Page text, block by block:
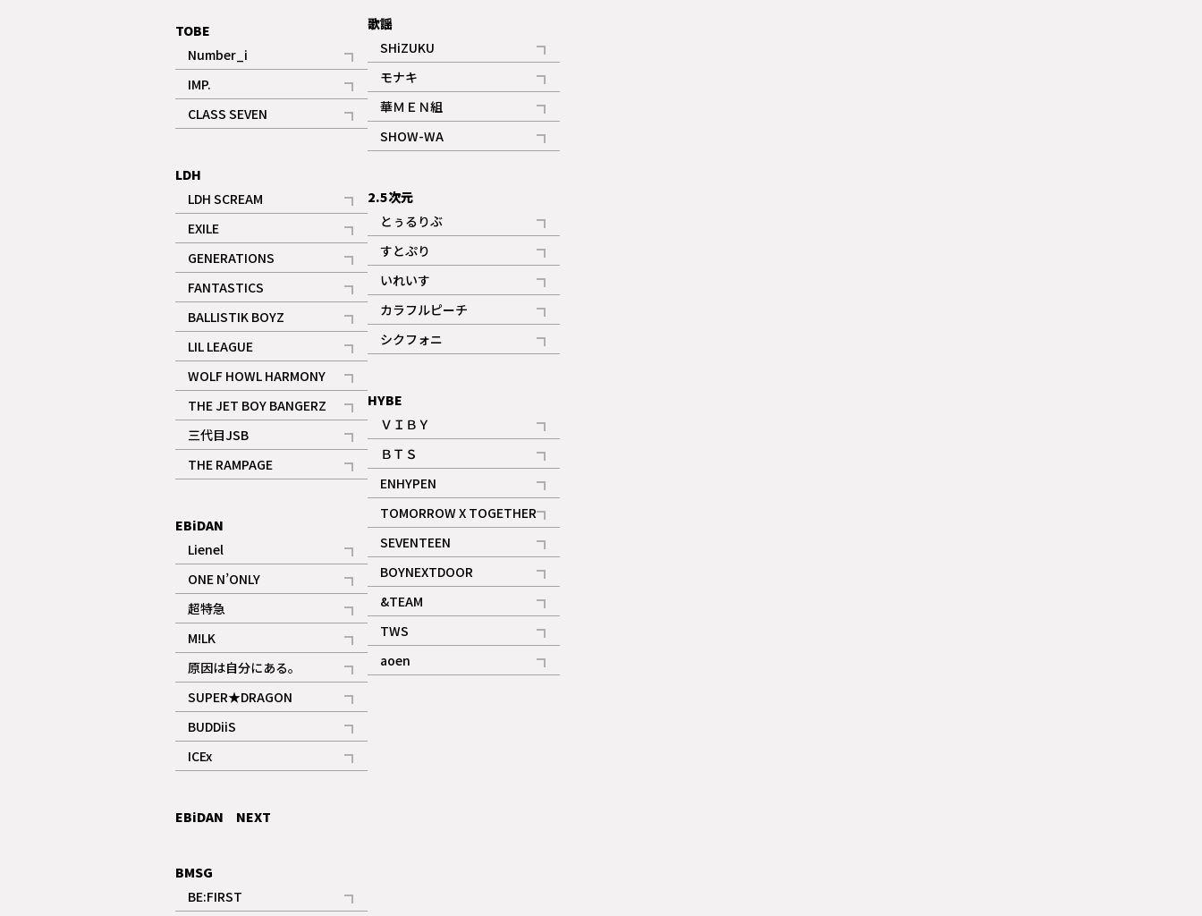
TOBE
Number_i
記事
IMP.
記事
CLASS SEVEN
記事
LDH
LDH SCREAM
記事
EXILE
記事
GENERATIONS
記事
FANTASTICS
記事
BALLISTIK BOYZ
記事
LIL LEAGUE
記事
WOLF HOWL HARMONY
記事
THE JET BOY BANGERZ
記事
三代目JSB
記事
THE RAMPAGE
記事
EBiDAN
Lienel
記事
ONE N’ONLY
記事
超特急
記事
ギャラリー
M!LK
記事
原因は自分にある。
記事
SUPER★DRAGON
記事
BUDDiiS
記事
ICEx
記事
EBiDAN NEXT
BMSG
BE:FIRST
歌謡
SHiZUKU
記事
モナキ
記事
華ＭＥＮ組
記事
SHOW-WA
記事
2.5次元
とぅるりぶ
記事
すとぷり
記事
ギャラリー
いれいす
記事
ギャラリー
カラフルピーチ
記事
シクフォニ
記事
HYBE
ＶＩＢＹ
記事
ＢＴＳ
記事
ENHYPEN
記事
TOMORROW X TOGETHER
記事
ギャラリー
SEVENTEEN
記事
BOYNEXTDOOR
記事
&TEAM
記事
ギャラリー
TWS
記事
aoen
記事